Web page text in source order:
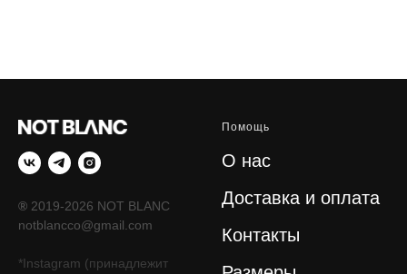
® 2019-2026 NOT BLANC
notblancco@gmail.com
*Instagram (принадлежит
Помощь
О нас
Доставка и оплата
Контакты